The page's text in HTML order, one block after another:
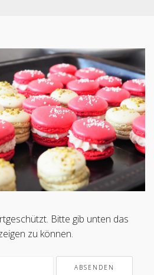
Bitte gib unten das
zu können.